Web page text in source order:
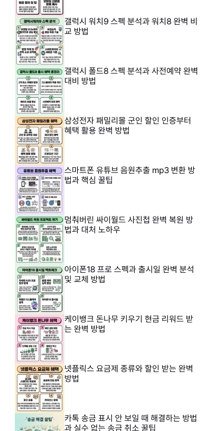
갤럭시 워치9 스펙 분석과 워치8 완벽 비
교 방법
갤럭시 폴드8 스펙 분석과 사전예약 완벽
대비 방법
삼성전자 패밀리몰 군인 할인 인증부터
혜택 활용 완벽 방법
스마트폰 유튜브 음원추출 mp3 변환 방
법과 핵심 꿀팁
멈춰버린 싸이월드 사진첩 완벽 복원 방
법과 대처 노하우
아이폰18 프로 스펙과 출시일 완벽 분석
및 교체 방법
케이뱅크 돈나무 키우기 현금 리워드 받
는 완벽 방법
넷플릭스 요금제 종류와 할인 받는 완벽
방법
카톡 송금 표시 안 보일 때 해결하는 방법
과 실수 없는 송금 취소 꿀팁